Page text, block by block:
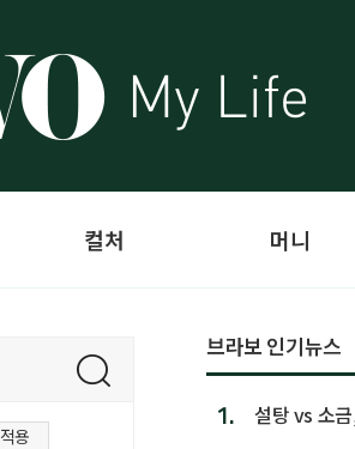
컬처 머니
적용
브라보 인기뉴스
1. 설탕 vs 소